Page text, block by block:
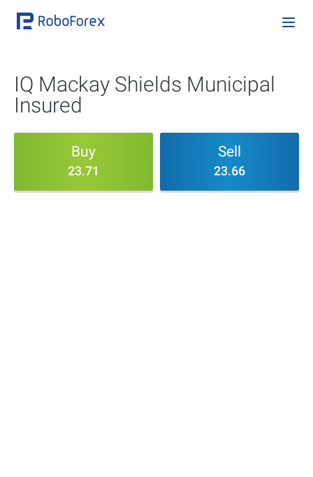
IQ Mackay Shields Municipal
Insured
Buy
23.71
Sell
23.66